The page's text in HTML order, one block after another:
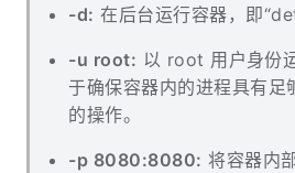
-d: 在后台运行容器，即
-u root: 以 root 用户身份
于确保容器内的进程具有足
的操作。
-p 8080:8080: 将容器内